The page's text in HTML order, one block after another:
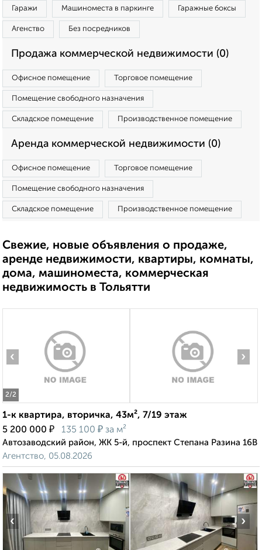
Гаражи Машиноместа в паркинге Гаражные боксы
Агенство Без посредников
Продажа коммерческой недвижимости (0)
Офисное помещение Торговое помещение
Помещение свободного назначения
Складское помещение Производственное помещение
Аренда коммерческой недвижимости (0)
Офисное помещение Торговое помещение
Помещение свободного назначения
Складское помещение Производственное помещение
Свежие, новые объявления о продаже,
аренде недвижимости, квартиры, комнаты,
дома, машиноместа, коммерческая
недвижимость в Тольятти
2/2
‹ ›
1-к квартира, вторичка, 43м², 7/19 этаж
5 200 000 ₽ 135 100 ₽ за м²
Автозаводский район, ЖК 5-й, проспект Степана Разина 16В
Агентство, 05.08.2026
‹ ›